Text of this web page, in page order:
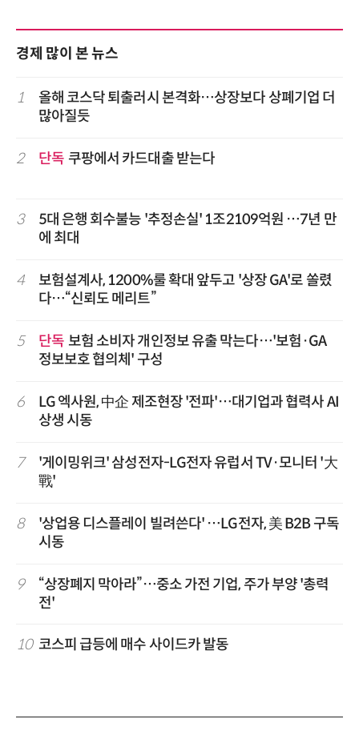
경제 많이 본 뉴스
1
올해 코스닥 퇴출러시 본격화…상장보다 상폐기업 더
많아질듯
2 단독 쿠팡에서 카드대출 받는다
3
5대 은행 회수불능 '추정손실' 1조2109억원 …7년 만
에 최대
4
보험설계사, 1200%룰 확대 앞두고 '상장 GA'로 쏠렸
다…“신뢰도 메리트”
5 단독 보험 소비자 개인정보 유출 막는다…'보험·GA
정보보호 협의체' 구성
6
LG 엑사원, 中企 제조현장 '전파'…대기업과 협력사 AI
상생 시동
7
'게이밍위크' 삼성전자-LG전자 유럽서 TV·모니터 '大
戰'
8
'상업용 디스플레이 빌려쓴다' …LG전자, 美 B2B 구독
시동
9
“상장폐지 막아라”…중소 가전 기업, 주가 부양 '총력
전'
10 코스피 급등에 매수 사이드카 발동